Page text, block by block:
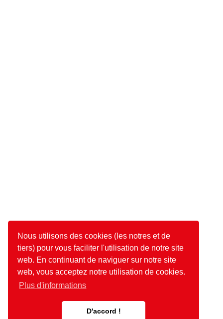
Nous utilisons des cookies (les notres et de
tiers) pour vous faciliter l'utilisation de notre site
web. En continuant de naviguer sur notre site
web, vous acceptez notre utilisation de cookies.
Plus d'informations
D'accord !